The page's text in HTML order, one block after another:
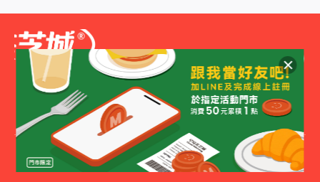
台南市安平工業區新平路7-1號
公司電話06-2635678
創業專線0800076077
© 2020 Good Morning MACC.All Rights Reserved.
網頁設計| 鉅潞科技
網站地圖